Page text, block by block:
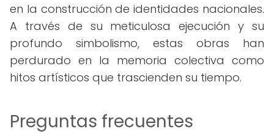
en la construcción de identidades nacionales.
A través de su meticulosa ejecución y su
profundo simbolismo, estas obras han
perdurado en la memoria colectiva como
hitos artísticos que trascienden su tiempo.
Preguntas frecuentes